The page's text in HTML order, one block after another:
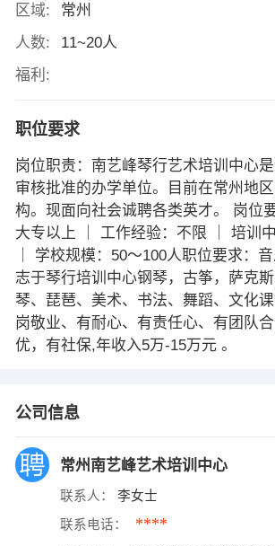
区域:
常州
人数:
11~20人
福利:
职位要求
岗位职责：南艺峰琴行艺术培训中心
审核批准的办学单位。目前在常州地
构。现面向社会诚聘各类英才。 岗位
大专以上 ｜ 工作经验：不限 ｜ 培训
｜ 学校规模：50～100人职位要求：
志于琴行培训中心钢琴，古筝，萨克
琴、琵琶、美术、书法、舞蹈、文化
岗敬业、有耐心、有责任心、有团队
优，有社保,年收入5万-15万元 。
公司信息
常州南艺峰艺术培训中心
联系人： 李女士
联系电话： ****